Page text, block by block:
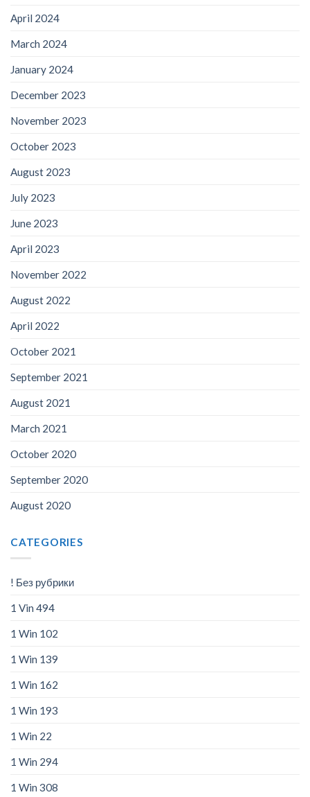
April 2024
March 2024
January 2024
December 2023
November 2023
October 2023
August 2023
July 2023
June 2023
April 2023
November 2022
August 2022
April 2022
October 2021
September 2021
August 2021
March 2021
October 2020
September 2020
August 2020
CATEGORIES
! Без рубрики
1 Vin 494
1 Win 102
1 Win 139
1 Win 162
1 Win 193
1 Win 22
1 Win 294
1 Win 308